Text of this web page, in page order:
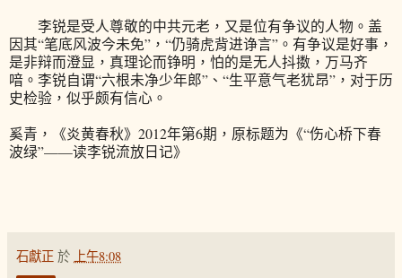
李锐是受人尊敬的中共元老，又是位有争议的人物。盖
因其“笔底风波今未免”，“仍骑虎背进诤言”。有争议是好事，
是非辩而澄显，真理论而铮明，怕的是无人抖擞，万马齐
喑。李锐自谓“六根未净少年郎”、“生平意气老犹昂”，对于历
史检验，似乎颇有信心。
奚青，《炎黄春秋》2012年第6期，原标题为《“伤心桥下春
波绿”——读李锐流放日记》
石獻正 於 上午8:08